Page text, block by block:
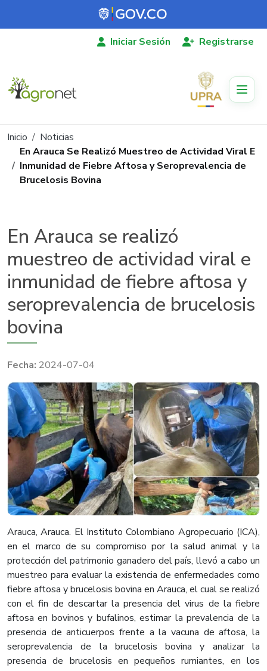
Pasar al contenido principal
Iniciar Sesión Registrarse
Ruta de navegación
Inicio
Noticias
En Arauca Se Realizó Muestreo de Actividad Viral E
Inmunidad de Fiebre Aftosa y Seroprevalencia de
Brucelosis Bovina
En Arauca se realizó
muestreo de actividad viral e
inmunidad de fiebre aftosa y
seroprevalencia de brucelosis
bovina
2024-07-04
Arauca, Arauca. El Instituto Colombiano Agropecuario (ICA),
en el marco de su compromiso por la salud animal y la
protección del patrimonio ganadero del país, llevó a cabo un
muestreo para evaluar la existencia de enfermedades como
fiebre aftosa y brucelosis bovina en Arauca, el cual se realizó
con el fin de descartar la presencia del virus de la fiebre
aftosa en bovinos y bufalinos, estimar la prevalencia de la
presencia de anticuerpos frente a la vacuna de aftosa, la
seroprevalencia de la brucelosis bovina y analizar la
presencia de brucelosis en pequeños rumiantes, en los